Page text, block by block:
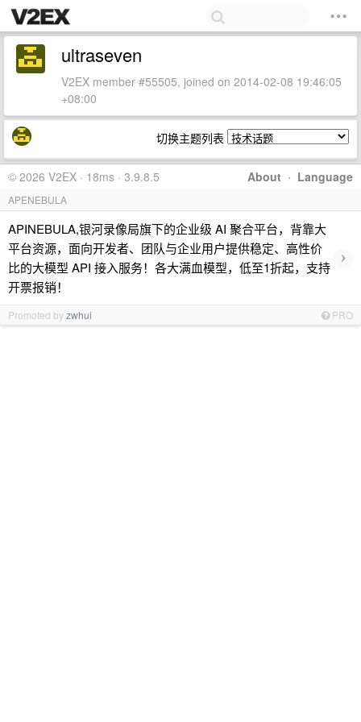
ultraseven
V2EX member #55505, joined on 2014-02-08 19:46:05
+08:00
切换主题列表
About · Language
© 2026 V2EX · 18ms · 3.9.8.5
APENEBULA
APINEBULA,银河录像局旗下的企业级 AI 聚合平台，背靠大
平台资源，面向开发者、团队与企业用户提供稳定、高性价
比的大模型 API 接入服务！各大满血模型，低至1折起，支持
开票报销！
›
Promoted byzwhui PRO